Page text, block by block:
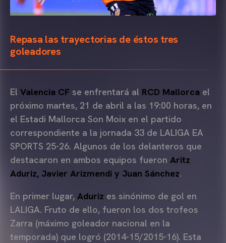
Repasa las trayectorias de éstos tres
goleadores
El Valencia CF se enfrentará al RCD Mallorca el
próximo martes, 21 de abril a las 19:00 horas, en
el Estadi Mallorca Son Moix en el partido
correspondiente a la jornada 33 de LALIGA EA
SPORTS 25-26. Algunos de los delanteros que
destacaron en ambos equipos fueron Aritz
Aduriz, Javier Arizmendi y Juan Sánchez.
En primer lugar, Aduriz es sinónimo de gol en
LALIGA. Fruto de ello, fueron los dos trofeos
Zarra (máximo goleador nacional en la
temporada) que logró (2014-15/2015-16). Esta